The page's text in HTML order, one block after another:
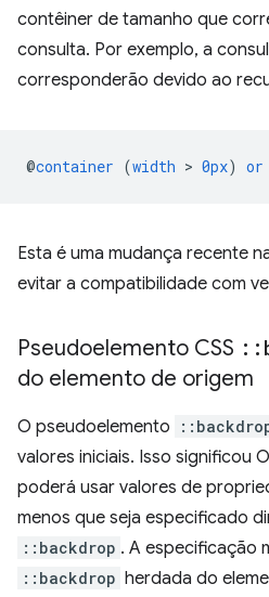
contêiner de tamanho que
consulta. Por exemplo, a
corresponderão devido ao
@container (width > 0px) or
Esta é uma mudança recente
evitar a compatibilidade com
Pseudoelemento CSS ::
do elemento de origem
O pseudoelemento
valores iniciais. Isso significou O
poderá usar valores de
menos que seja especificado
::backdrop . A especificação
::backdrop herdada do